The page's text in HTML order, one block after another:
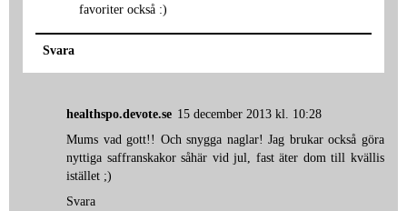
favoriter också :)
Svara
healthspo.devote.se 15 december 2013 kl. 10:28
Mums vad gott!! Och snygga naglar! Jag brukar också göra
nyttiga saffranskakor såhär vid jul, fast äter dom till kvällis
istället ;)
Svara